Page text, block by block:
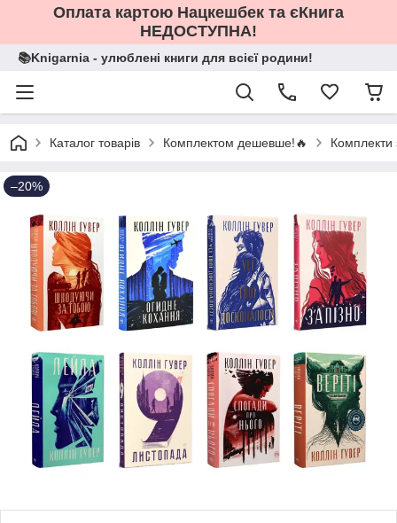
Оплата картою Нацкешбек та єКнига
НЕДОСТУПНА!
📚Knigarnia - улюблені книги для всієї родини!
Каталог товарів Комплектом дешевше!🔥 Комплекти
–20%